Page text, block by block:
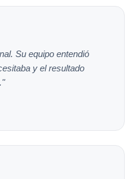
Su equipo entendió
y el resultado